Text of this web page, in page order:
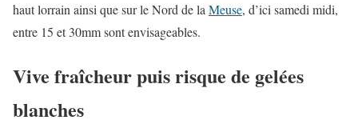
haut lorrain ainsi que sur le Nord de la Meuse, d’ici samedi midi,
entre 15 et 30mm sont envisageables.
Vive fraîcheur puis risque de gelées
blanches